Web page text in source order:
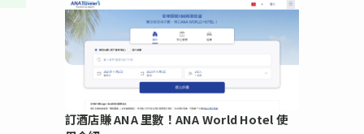
訂酒店賺 ANA 里數！ANA World Hotel 使